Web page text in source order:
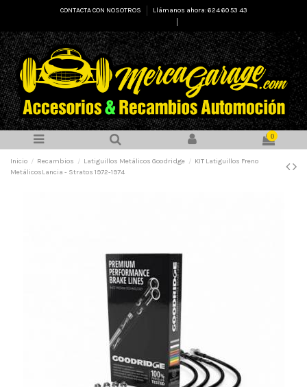
CONTACTA CON NOSOTROS
Llámanos ahora: 624 60 53 43
0
Inicio Recambios Latiguillos Metálicos Goodridge
KIT Latiguillos Freno
MetálicosLancia - Stratos 1972-1974